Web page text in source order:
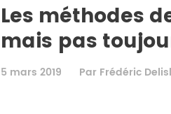
Les méthodes
mais pas
5 mars 2019 Par Frédéric